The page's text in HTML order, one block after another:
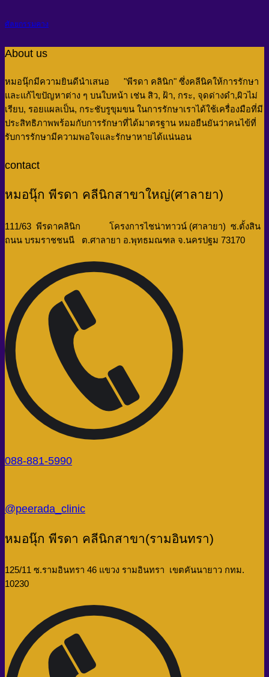
ศัลยกรรมคาง
About us
หมอนุ๊กมีความยินดีนำเสนอ "พีรดา คลินิก" ซึ่งคลีนิคให้การรักษา
และแก้ไขปัญหาต่าง ๆ บนใบหน้า เช่น สิว, ฝ้า, กระ, จุดด่างดำ,ผิวไม่
เรียบ, รอยแผลเป็น, กระชับรูขุมขน ในการรักษาเราได้ใช้เครื่องมือที่มี
ประสิทธิภาพพร้อมกับการรักษาที่ได้มาตรฐาน หมอยืนยันว่าคนไข้ที่
รับการรักษามีความพอใจและรักษาหายได้แน่นอน
contact
หมอนุ๊ก พีรดา คลีนิกสาขาใหญ่(ศาลายา)
111/63 พีรดาคลินิก โครงการไชน่าทาวน์ (ศาลายา) ซ.ตั้งสิน
ถนน บรมราชชนนี ต.ศาลายา อ.พุทธมณฑล จ.นครปฐม 73170
088-881-5990
@peerada_clinic
หมอนุ๊ก พีรดา คลีนิกสาขา(รามอินทรา)
125/11 ซ.รามอินทรา 46 แขวง รามอินทรา เขตคันนายาว กทม.
10230